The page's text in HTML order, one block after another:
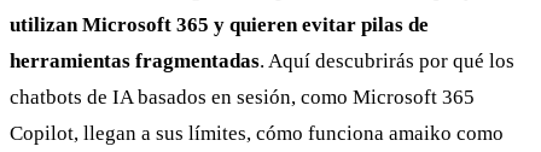
utilizan Microsoft 365 y quieren evitar pilas de
herramientas fragmentadas. Aquí descubrirás por qué los
chatbots de IA basados en sesión, como Microsoft 365
Copilot, llegan a sus límites, cómo funciona amaiko como